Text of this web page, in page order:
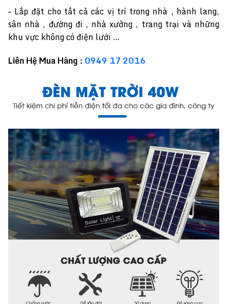
– Lắp đặt cho tắt cả các vị trí trong nhà , hành lang,
sân nhà , đường đi , nhà xưởng , trang trại và những
khu vực không có điện lưới …
Liên Hệ Mua Hàng : 0949 17 2016